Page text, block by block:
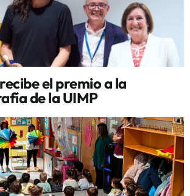
el premio a la
de la UIMP